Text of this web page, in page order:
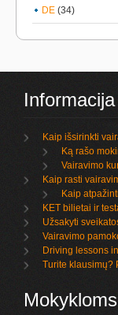
DE (34)
Informacija
Kaip išsirinkti
Ką rašo
Vairavimo
Kaip rasti
Kaip
KET bilietai ir
Užsakyti
Vairavimo
Driving lessons
Turite klausimų?